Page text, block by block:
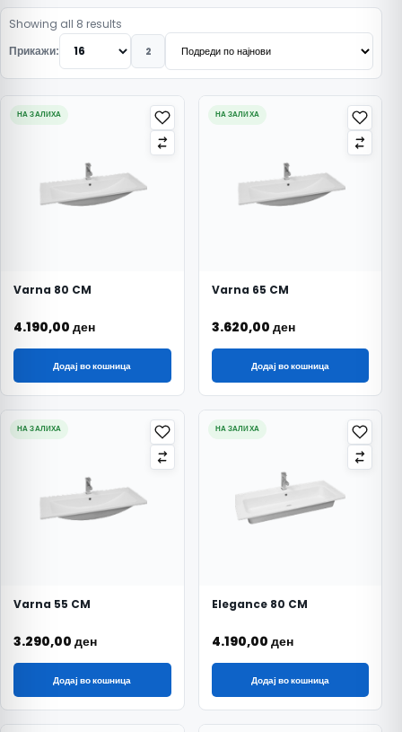
Showing all 8 results
Прикажи:
2
НА ЗАЛИХА
Varna 80 CM
4.190,00 ден
Додај во кошница
НА ЗАЛИХА
Varna 65 CM
3.620,00 ден
Додај во кошница
НА ЗАЛИХА
Varna 55 CM
3.290,00 ден
Додај во кошница
НА ЗАЛИХА
Elegance 80 CM
4.190,00 ден
Додај во кошница